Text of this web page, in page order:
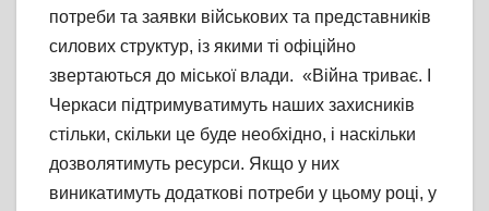
потреби та заявки військових та представників
силових структур, із якими ті офіційно
звертаються до міської влади. «Війна триває. І
Черкаси підтримуватимуть наших захисників
стільки, скільки це буде необхідно, і наскільки
дозволятимуть ресурси. Якщо у них
виникатимуть додаткові потреби у цьому році, у